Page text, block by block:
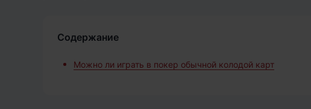
Содержание
Можно ли играть в покер обычной колодой карт